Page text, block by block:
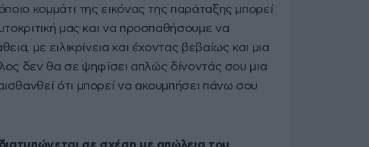
κομμάτι της εικόνας της παράταξης μπορεί
μας και να προσπαθήσουμε να
με ειλικρίνεια και έχοντας βεβαίως και μια
δεν θα σε ψηφίσει απλώς δίνοντάς σου μια
ότι μπορεί να ακουμπήσει πάνω σου